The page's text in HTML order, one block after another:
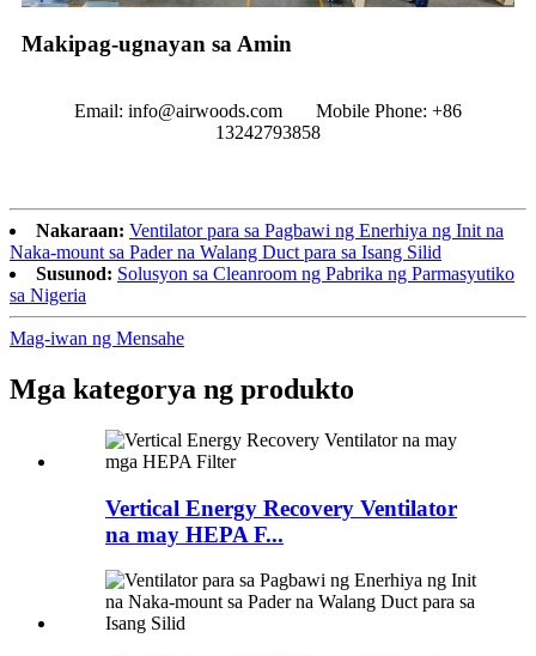
Makipag-ugnayan sa Amin
Email: info@airwoods.com Mobile Phone: +86
13242793858‬
Nakaraan: Ventilator para sa Pagbawi ng Enerhiya ng Init na
Naka-mount sa Pader na Walang Duct para sa Isang Silid
Susunod: Solusyon sa Cleanroom ng Pabrika ng Parmasyutiko
sa Nigeria
Mag-iwan ng Mensahe
Mga kategorya ng produkto
Vertical Energy Recovery Ventilator
na may HEPA F...